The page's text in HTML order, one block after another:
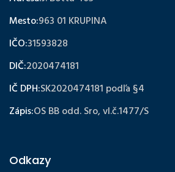
Mesto:963 01 KRUPINA
IČO:31593828
DIČ:2020474181
IČ DPH:SK2020474181 podľa §4
Zápis:OS BB odd. Sro, vl.č.1477/S
Odkazy